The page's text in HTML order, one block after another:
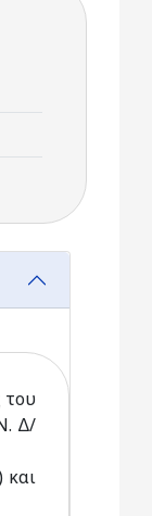
του
∆/
και